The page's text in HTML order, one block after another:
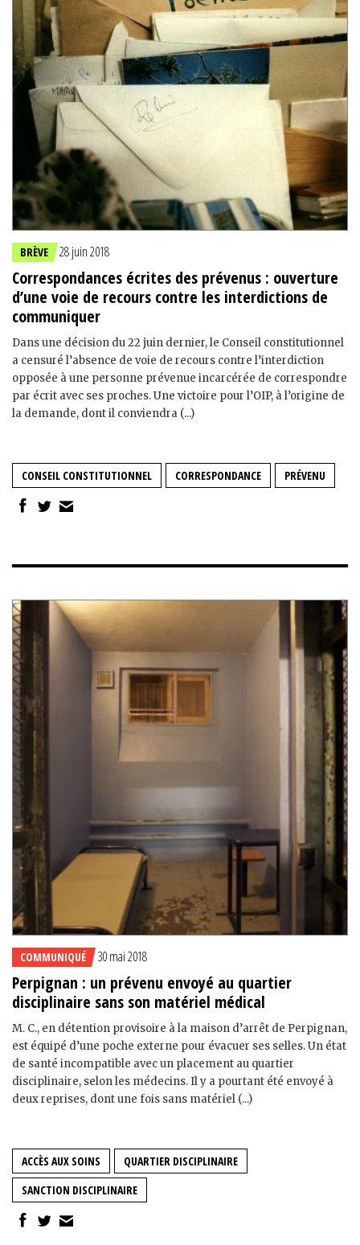
BRÈVE 28 juin 2018
Correspondances écrites des prévenus : ouverture
d’une voie de recours contre les interdictions de
communiquer
Dans une décision du 22 juin dernier, le Conseil constitutionnel
a censuré l’absence de voie de recours contre l’interdiction
opposée à une personne prévenue incarcérée de correspondre
par écrit avec ses proches. Une victoire pour l’OIP, à l’origine de
la demande, dont il conviendra (...)
CONSEIL CONSTITUTIONNEL CORRESPONDANCE PRÉVENU
COMMUNIQUÉ 30 mai 2018
Perpignan : un prévenu envoyé au quartier
disciplinaire sans son matériel médical
M. C., en détention provisoire à la maison d’arrêt de Perpignan,
est équipé d’une poche externe pour évacuer ses selles. Un état
de santé incompatible avec un placement au quartier
disciplinaire, selon les médecins. Il y a pourtant été envoyé à
deux reprises, dont une fois sans matériel (...)
ACCÈS AUX SOINS
QUARTIER DISCIPLINAIRE
SANCTION DISCIPLINAIRE